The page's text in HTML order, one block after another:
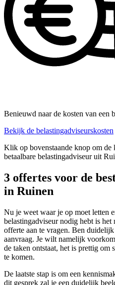
Benieuwd naar de kosten van een
Bekijk de belastingadviseurskosten
Klik op bovenstaande knop om de
betaalbare belastingadviseur uit
3 offertes voor de
in Ruinen
Nu je weet waar je op moet letten
belastingadviseur nodig hebt is het
offerte aan te vragen. Ben
aanvraag. Je wilt namelijk
de taken ontstaat, het is prettig om
te komen.
De laatste stap is om een
dit gesprek zal je een duidelijk